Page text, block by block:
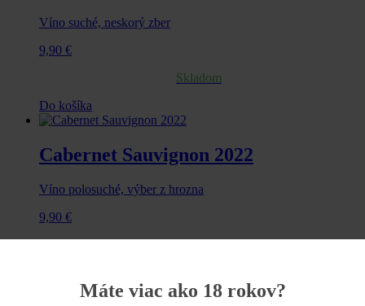
Máte viac ako 18 rokov?
Víno suché, neskorý zber
9,90 €
Skladom
Do košíka
Cabernet Sauvignon 2022
Víno polosuché, výber z hrozna
9,90 €